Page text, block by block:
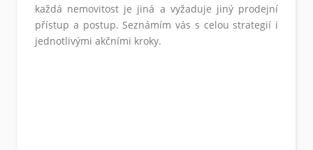
každá nemovitost je jiná a vyžaduje jiný prodejní
přístup a postup. Seznámím vás s celou strategií i
jednotlivými akčními kroky.